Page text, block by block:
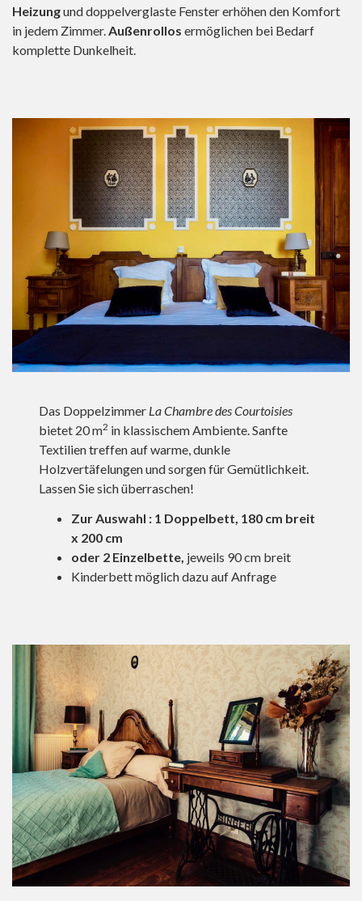
Heizungund doppelverglaste Fenster erhöhen den Komfort
in jedem Zimmer. Außenrollos ermöglichen bei Bedarf
komplette Dunkelheit.
Das Doppelzimmer La Chambre des Courtoisies
bietet 20 m2 in klassischem Ambiente. Sanfte
Textilien treffen auf warme, dunkle
Holzvertäfelungen und sorgen für Gemütlichkeit.
Lassen Sie sich überraschen!
Zur Auswahl : 1 Doppelbett, 180 cm breit
x 200 cm
oder 2 Einzelbette, jeweils 90 cm breit
Kinderbett möglich dazu auf Anfrage